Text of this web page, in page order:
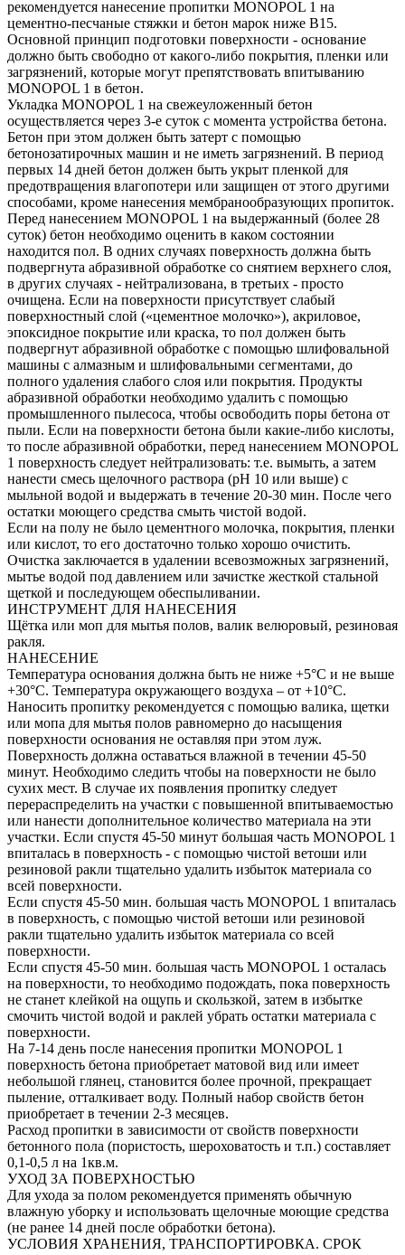
рекомендуется нанесение пропитки MONOPOL 1 на
цементно-песчаные стяжки и бетон марок ниже В15.
Основной принцип подготовки поверхности - основание
должно быть свободно от какого-либо покрытия, пленки или
загрязнений, которые могут препятствовать впитыванию
MONOPOL 1 в бетон.
Укладка MONOPOL 1 на свежеуложенный бетон
осуществляется через 3-е суток с момента устройства бетона.
Бетон при этом должен быть затерт с помощью
бетонозатирочных машин и не иметь загрязнений. В период
первых 14 дней бетон должен быть укрыт пленкой для
предотвращения влагопотери или защищен от этого другими
способами, кроме нанесения мембранообразующих пропиток.
Перед нанесением MONOPOL 1 на выдержанный (более 28
суток) бетон необходимо оценить в каком состоянии
находится пол. В одних случаях поверхность должна быть
подвергнута абразивной обработке со снятием верхнего слоя,
в других случаях - нейтрализована, в третьих - просто
очищена. Если на поверхности присутствует слабый
поверхностный слой («цементное молочко»), акриловое,
эпоксидное покрытие или краска, то пол должен быть
подвергнут абразивной обработке с помощью шлифовальной
машины с алмазным и шлифовальными сегментами, до
полного удаления слабого слоя или покрытия. Продукты
абразивной обработки необходимо удалить с помощью
промышленного пылесоса, чтобы освободить поры бетона от
пыли. Если на поверхности бетона были какие-либо кислоты,
то после абразивной обработки, перед нанесением MONOPOL
1 поверхность следует нейтрализовать: т.е. вымыть, а затем
нанести смесь щелочного раствора (рH 10 или выше) с
мыльной водой и выдержать в течение 20-30 мин. После чего
остатки моющего средства смыть чистой водой.
Если на полу не было цементного молочка, покрытия, пленки
или кислот, то его достаточно только хорошо очистить.
Очистка заключается в удалении всевозможных загрязнений,
мытье водой под давлением или зачистке жесткой стальной
щеткой и последующем обеспыливании.
ИНСТРУМЕНТ ДЛЯ НАНЕСЕНИЯ
Щётка или моп для мытья полов, валик велюровый, резиновая
ракля.
НАНЕСЕНИЕ
Температура основания должна быть не ниже +5°С и не выше
+30°С. Температура окружающего воздуха – от +10°С.
Наносить пропитку рекомендуется с помощью валика, щетки
или мопа для мытья полов равномерно до насыщения
поверхности основания не оставляя при этом луж.
Поверхность должна оставаться влажной в течении 45-50
минут. Необходимо следить чтобы на поверхности не было
сухих мест. В случае их появления пропитку следует
перераспределить на участки с повышенной впитываемостью
или нанести дополнительное количество материала на эти
участки. Если спустя 45-50 минут большая часть MONOPOL 1
впиталась в поверхность - с помощью чистой ветоши или
резиновой ракли тщательно удалить избыток материала со
всей поверхности.
Если спустя 45-50 мин. большая часть MONOPOL 1 впиталась
в поверхность, с помощью чистой ветоши или резиновой
ракли тщательно удалить избыток материала со всей
поверхности.
Если спустя 45-50 мин. большая часть MONOPOL 1 осталась
на поверхности, то необходимо подождать, пока поверхность
не станет клейкой на ощупь и скользкой, затем в избытке
смочить чистой водой и раклей убрать остатки материала с
поверхности.
На 7-14 день после нанесения пропитки MONOPOL 1
поверхность бетона приобретает матовой вид или имеет
небольшой глянец, становится более прочной, прекращает
пыление, отталкивает воду. Полный набор свойств бетон
приобретает в течении 2-3 месяцев.
Расход пропитки в зависимости от свойств поверхности
бетонного пола (пористость, шероховатость и т.п.) составляет
0,1-0,5 л на 1кв.м.
УХОД ЗА ПОВЕРХНОСТЬЮ
Для ухода за полом рекомендуется применять обычную
влажную уборку и использовать щелочные моющие средства
(не ранее 14 дней после обработки бетона).
УСЛОВИЯ ХРАНЕНИЯ, ТРАНСПОРТИРОВКА. СРОК